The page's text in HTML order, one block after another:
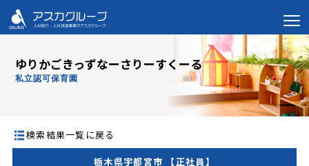
ゆりかごきっずなーさりーすくーる
私立認可保育園
検索結果一覧に戻る
栃木県宇都宮市 【正社員】